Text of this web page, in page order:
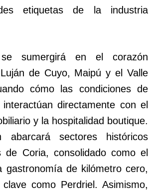
etiquetas de la industria
sumergirá en el corazón
de Cuyo, Maipú y el Valle
cómo las condiciones de
directamente con el
y la hospitalidad boutique.
abarcará sectores históricos
de Coria, consolidado como el
gastronomía de kilómetro cero,
como Perdriel. Asimismo,